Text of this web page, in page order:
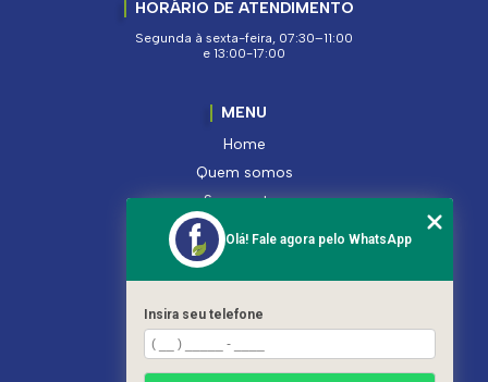
HORÁRIO DE ATENDIMENTO
Segunda à sexta-feira, 07:30–11:00
e 13:00-17:00
MENU
Home
Quem somos
Segmentos
Serviços
Produtos
Contato
Categorias
Mapa do site
Olá! Fale agora pelo WhatsApp
Insira seu telefone